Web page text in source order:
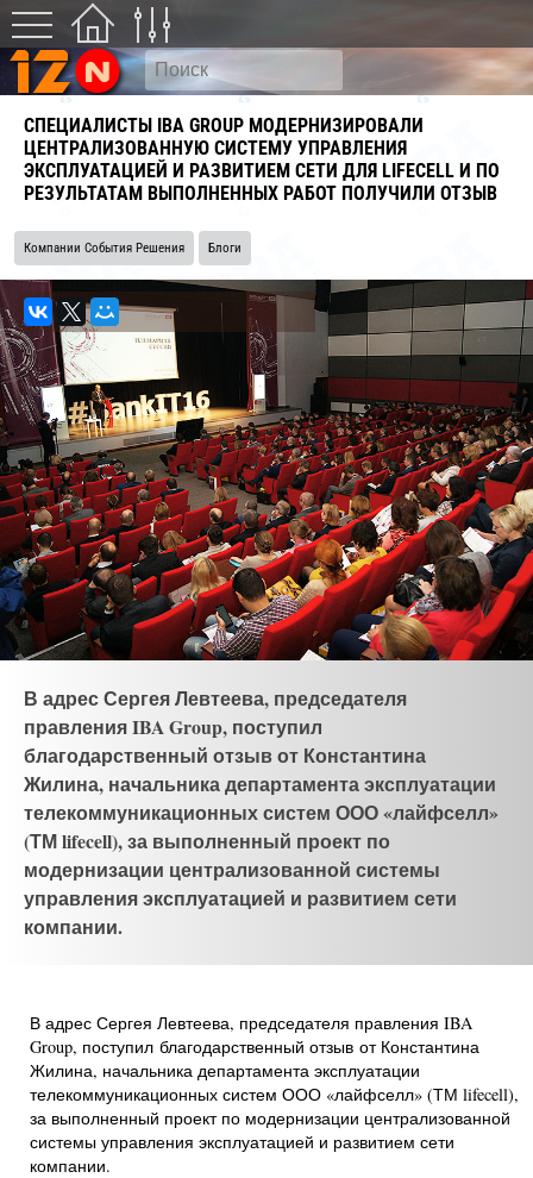
СПЕЦИАЛИСТЫ IBA GROUP МОДЕРНИЗИРОВАЛИ
ЦЕНТРАЛИЗОВАННУЮ СИСТЕМУ УПРАВЛЕНИЯ
ЭКСПЛУАТАЦИЕЙ И РАЗВИТИЕМ СЕТИ ДЛЯ LIFECELL И ПО
РЕЗУЛЬТАТАМ ВЫПОЛНЕННЫХ РАБОТ ПОЛУЧИЛИ ОТЗЫВ
Компании События Решения Блоги
В адрес Сергея Левтеева, председателя
правления IBA Group, поступил
благодарственный отзыв от Константина
Жилина, начальника департамента эксплуатации
телекоммуникационных систем ООО «лайфселл»
(ТМ lifecell), за выполненный проект по
модернизации централизованной системы
управления эксплуатацией и развитием сети
компании.
В адрес Сергея Левтеева, председателя правления IBA
Group, поступил благодарственный отзыв от Константина
Жилина, начальника департамента эксплуатации
телекоммуникационных систем ООО «лайфселл» (ТМ lifecell),
за выполненный проект по модернизации централизованной
системы управления эксплуатацией и развитием сети
компании.